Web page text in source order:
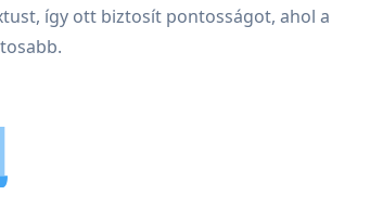
így ott biztosít pontosságot, ahol a